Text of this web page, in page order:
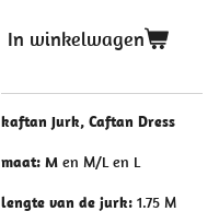
In winkelwagen
kaftan Jurk, Caftan Dress
maat: M en M/L en L
lengte van de jurk: 1.75 M